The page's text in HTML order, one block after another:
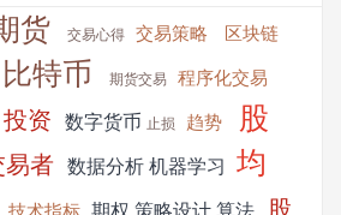
货 交易心得 交易策略 区块链
比特币 期货交易 程序化交易
投资 数字货币 止损 趋势
股
易者 数据分析 机器学习
均
期权 策略设计 算法
股